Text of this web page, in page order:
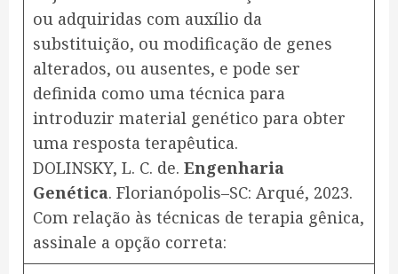
ou adquiridas com auxílio da
substituição, ou modificação de genes
alterados, ou ausentes, e pode ser
definida como uma técnica para
introduzir material genético para obter
uma resposta terapêutica.
DOLINSKY, L. C. de. Engenharia
Genética. Florianópolis–SC: Arqué, 2023.
Com relação às técnicas de terapia gênica,
assinale a opção correta: